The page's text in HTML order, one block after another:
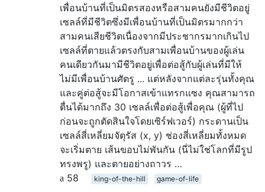
เพื่อนบ้านที่เป็นมิตรสองหรือสามคนยังมีชีวิตอยู่
เซลล์ที่มีชีวิตซึ่งมีเพื่อนบ้านที่เป็นมิตรมากกว่า
สามคนเสียชีวิตเนื่องจากมีประชากรมากเกินไป
เซลล์ที่ตายแล้วตรงกับสามเพื่อนบ้านของผู้เล่น
คนเดียวกันมามีชีวิตอยู่เพื่อต่อสู้กับผู้เล่นที่มีให้
ไม่มีเพื่อนบ้านศัตรู ... แต่หลังจากแต่ละรุ่นทั้งคุณ
และคู่ต่อสู้จะมีโอกาสเข้าแทรกแซง คุณสามารถ
ตื่นได้มากถึง 30 เซลล์เพื่อต่อสู้เพื่อคุณ (ผู้ที่ไป
ก่อนจะถูกตัดสินใจโดยเซิร์ฟเวอร์) กระดานเป็น
เซลล์สี่เหลี่ยมจัตุรัส (x, y) ช่องสี่เหลี่ยมทั้งหมด
จะเริ่มตาย เส้นขอบไม่พันกัน (นี่ไม่ใช่โลกที่มีรูป
ทรงพรู) และตายอย่างถาวร …
58
king-of-the-hill game-of-life